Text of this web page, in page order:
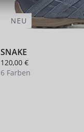
NEU
SNAKE
120,00 €
6 Farben